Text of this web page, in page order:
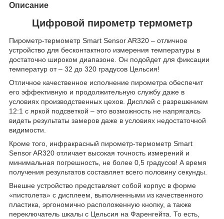
Описание
Цифровой пирометр термометр
Пирометр-термометр Smart Sensor AR320 – отличное
устройство для бесконтактного измерения температуры в
достаточно широком диапазоне. Он подойдет для фиксации
температур от – 32 до 320 градусов Цельсия!
Отличное качественное исполнение пирометра обеспечит
его эффективную и продолжительную службу даже в
условиях производственных цехов. Дисплей с разрешением
12:1 с яркой подсветкой – это возможность не напрягаясь
видеть результаты замеров даже в условиях недостаточной
видимости.
Кроме того, инфракрасный пирометр-термометр Smart
Sensor AR320 отличает высокая точность измерений и
минимальная погрешность, не более 0,5 градусов! А время
получения результатов составляет всего половину секунды.
Внешне устройство представляет собой корпус в форме
«пистолета» с дисплеем, выполненными из качественного
пластика, эргономично расположенную кнопку, а также
переключатель шкалы с Цельсия на Фаренгейта. То есть,